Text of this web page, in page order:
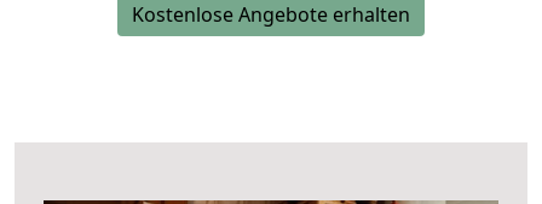
Kostenlose Angebote erhalten